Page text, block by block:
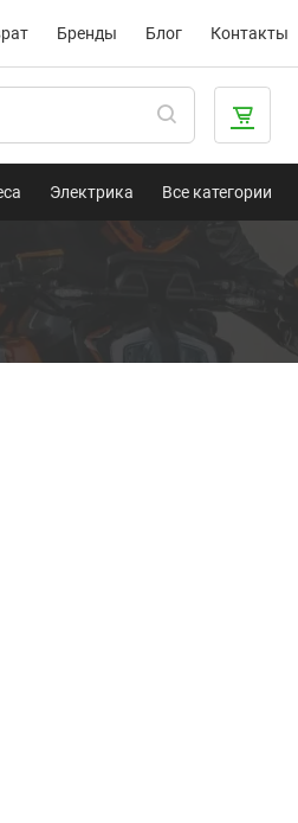
Бренды Блог Контакты
Электрика Все категории